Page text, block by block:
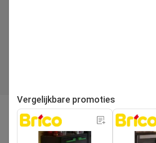
pagina
1/103
Vergelijkbare promoties